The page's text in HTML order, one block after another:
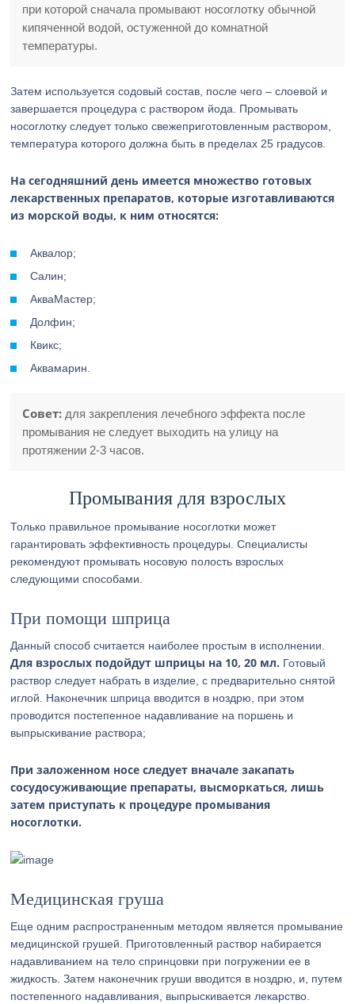
при которой сначала промывают носоглотку обычной
кипяченной водой, остуженной до комнатной
температуры.
Затем используется содовый состав, после чего – слоевой и
завершается процедура с раствором йода. Промывать
носоглотку следует только свежеприготовленным раствором,
температура которого должна быть в пределах 25 градусов.
На сегодняшний день имеется множество готовых
лекарственных препаратов, которые изготавливаются
из морской воды, к ним относятся:
Аквалор;
Салин;
АкваМастер;
Долфин;
Квикс;
Аквамарин.
Совет: для закрепления лечебного эффекта после
промывания не следует выходить на улицу на
протяжении 2-3 часов.
Промывания для взрослых
Только правильное промывание носоглотки может
гарантировать эффективность процедуры. Специалисты
рекомендуют промывать носовую полость взрослых
следующими способами.
При помощи шприца
Данный способ считается наиболее простым в исполнении.
Для взрослых подойдут шприцы на 10, 20 мл. Готовый
раствор следует набрать в изделие, с предварительно снятой
иглой. Наконечник шприца вводится в ноздрю, при этом
проводится постепенное надавливание на поршень и
выпрыскивание раствора;
При заложенном носе следует вначале закапать
сосудосуживающие препараты, высморкаться, лишь
затем приступать к процедуре промывания
носоглотки.
Медицинская груша
Еще одним распространенным методом является промывание
медицинской грушей. Приготовленный раствор набирается
надавливанием на тело спринцовки при погружении ее в
жидкость. Затем наконечник груши вводится в ноздрю, и, путем
постепенного надавливания, выпрыскивается лекарство.